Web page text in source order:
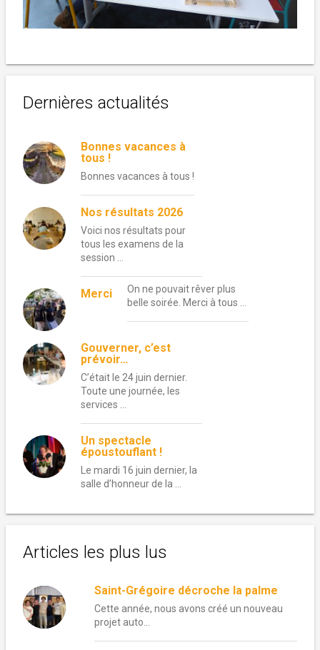
Dernières actualités
Bonnes vacances à
tous !
Bonnes vacances à tous !
Nos résultats 2026
Voici nos résultats pour
tous les examens de la
session …
Merci
On ne pouvait rêver plus
belle soirée. Merci à tous …
Gouverner, c’est
prévoir…
C’était le 24 juin dernier.
Toute une journée, les
services …
Un spectacle
époustouflant !
Le mardi 16 juin dernier, la
salle d’honneur de la …
Articles les plus lus
Saint-Grégoire décroche la palme
Cette année, nous avons créé un nouveau
projet auto...